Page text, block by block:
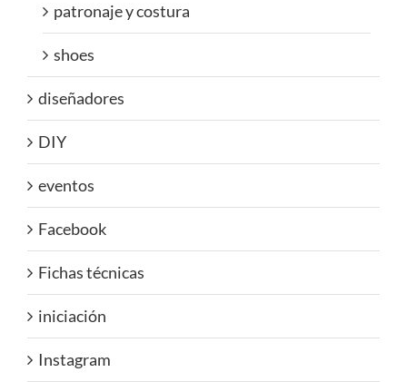
patronaje y costura
shoes
diseñadores
DIY
eventos
Facebook
Fichas técnicas
iniciación
Instagram